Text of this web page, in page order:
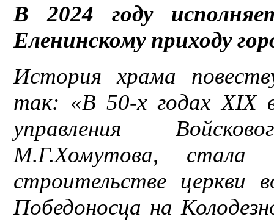
В 2024 году
Еленинскому приходу
История храма
так: «В 50-х годах ХIХ
управления
М.Г.Хомутова, стала
строительстве церкви
Победоносца на